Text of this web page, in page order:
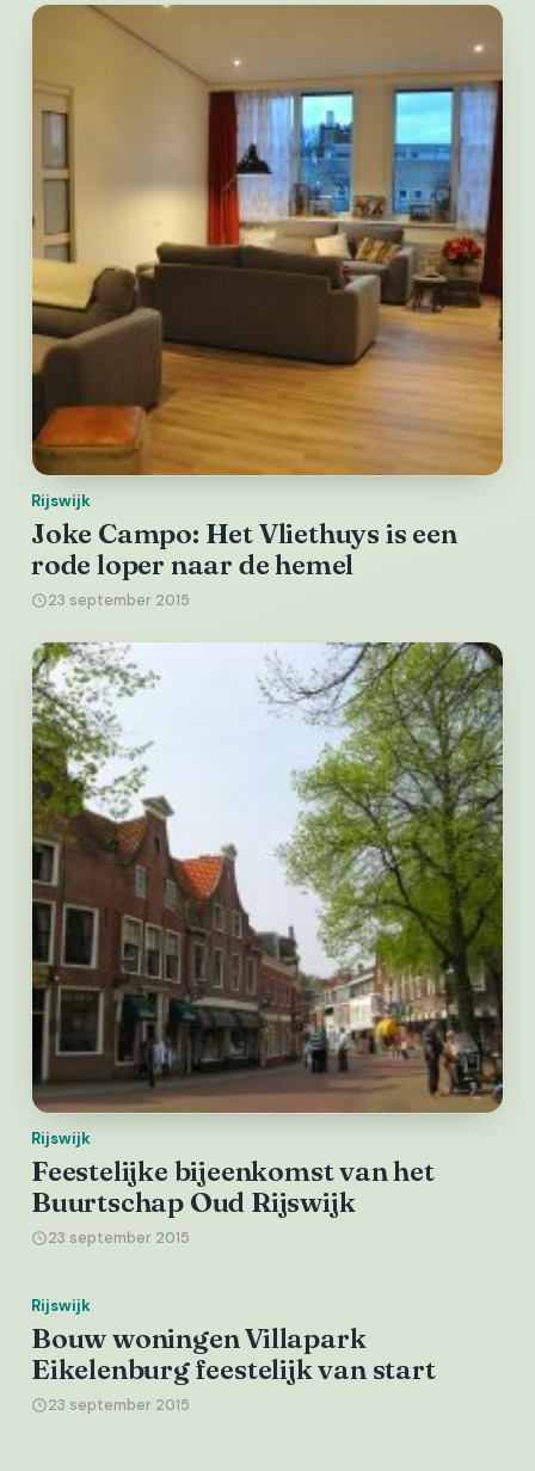
Rijswijk
Joke Campo: Het Vliethuys is een
rode loper naar de hemel
23 september 2015
Rijswijk
Feestelijke bijeenkomst van het
Buurtschap Oud Rijswijk
23 september 2015
Rijswijk
Bouw woningen Villapark
Eikelenburg feestelijk van start
23 september 2015